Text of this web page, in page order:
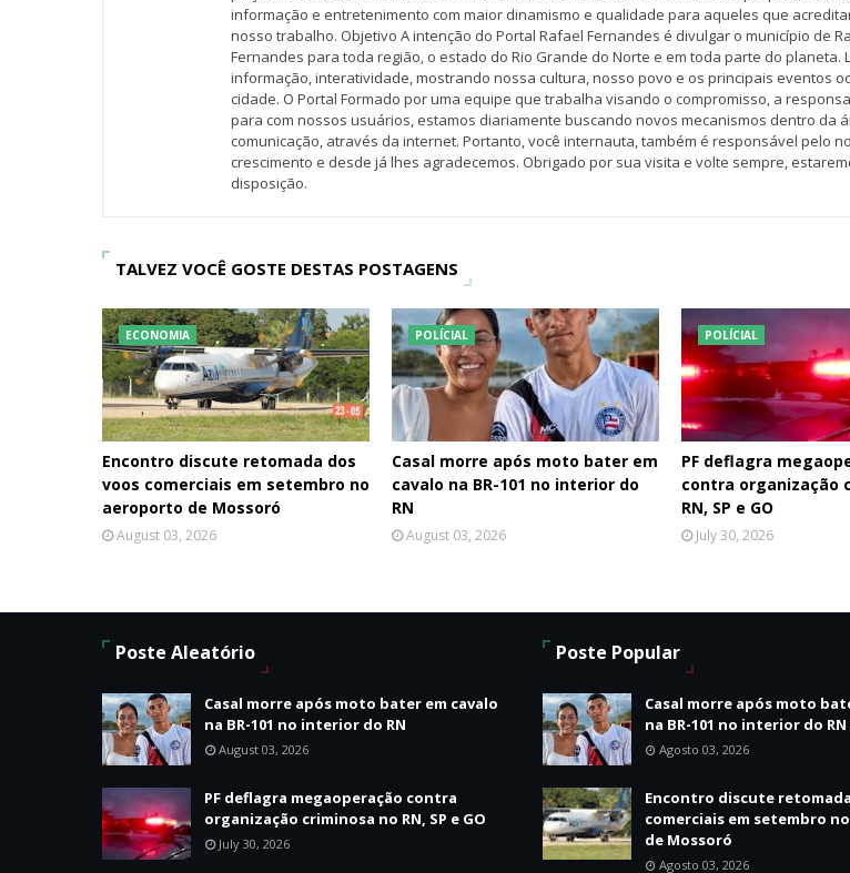
informação e entretenimento com maior dinamismo e qualidade para aqueles que
nosso trabalho. Objetivo A intenção do Portal Rafael Fernandes é divulgar o município de
Fernandes para toda região, o estado do Rio Grande do Norte e em toda parte do planeta.
informação, interatividade, mostrando nossa cultura, nosso povo e os principais eventos
cidade. O Portal Formado por uma equipe que trabalha visando o compromisso, a
para com nossos usuários, estamos diariamente buscando novos mecanismos dentro da
comunicação, através da internet. Portanto, você internauta, também é responsável pelo
crescimento e desde já lhes agradecemos. Obrigado por sua visita e volte sempre,
disposição.
TALVEZ VOCÊ GOSTE DESTAS POSTAGENS
ECONOMIA
Encontro discute retomada dos
voos comerciais em setembro no
aeroporto de Mossoró
August 03, 2026
POLÍCIAL
Casal morre após moto bater em
cavalo na BR-101 no interior do
RN
August 03, 2026
POLÍCIAL
PF deflagra
contra organização
RN, SP e GO
July 30, 2026
Poste Aleatório
Casal morre após moto bater em cavalo
na BR-101 no interior do RN
August 03, 2026
PF deflagra megaoperação contra
organização criminosa no RN, SP e GO
July 30, 2026
Poste Popular
Casal morre após moto
na BR-101 no interior do RN
Agosto 03, 2026
Encontro discute
comerciais em setembro
de Mossoró
Agosto 03, 2026